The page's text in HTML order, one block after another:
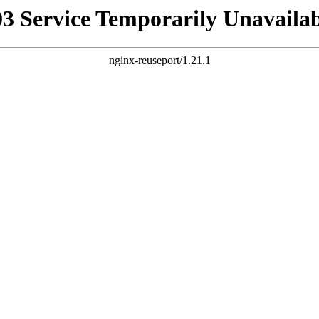
Service Temporarily
nginx-reuseport/1.21.1